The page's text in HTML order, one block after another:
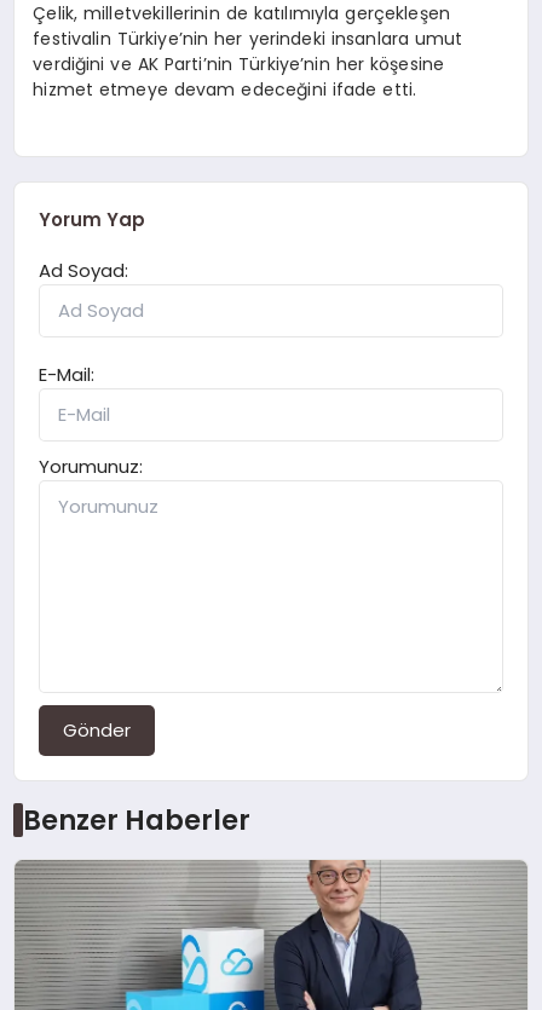
Çelik, milletvekillerinin de katılımıyla gerçekleşen
festivalin Türkiye’nin her yerindeki insanlara umut
verdiğini ve AK Parti’nin Türkiye’nin her köşesine
hizmet etmeye devam edeceğini ifade etti.
Yorum Yap
Ad Soyad:
E-Mail:
Yorumunuz:
Gönder
Benzer Haberler